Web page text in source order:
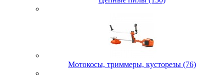
Мотокосы, триммеры, кусторезы (76)